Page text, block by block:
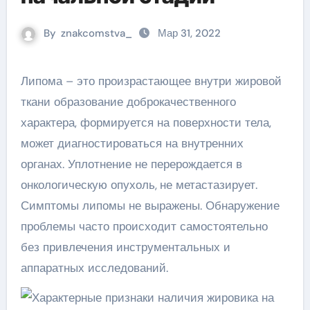
By znakcomstva_ Мар 31, 2022
Липома – это произрастающее внутри жировой
ткани образование доброкачественного
характера, формируется на поверхности тела,
может диагностироваться на внутренних
органах. Уплотнение не перерождается в
онкологическую опухоль, не метастазирует.
Симптомы липомы не выражены. Обнаружение
проблемы часто происходит самостоятельно
без привлечения инструментальных и
аппаратных исследований.